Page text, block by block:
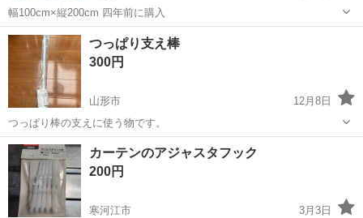
幅100cm×縦200cm 四年前に購入
山形 山形市 山形駅 カーテン、ブラインド
つっぱり支え棒
300円
山形市
12月8日
つっぱり棒の支えに使う物です。
山形 山形市 カーテン、ブラインド つっぱり
カーテンのアジャスタフック
200円
寒河江市
3月3日